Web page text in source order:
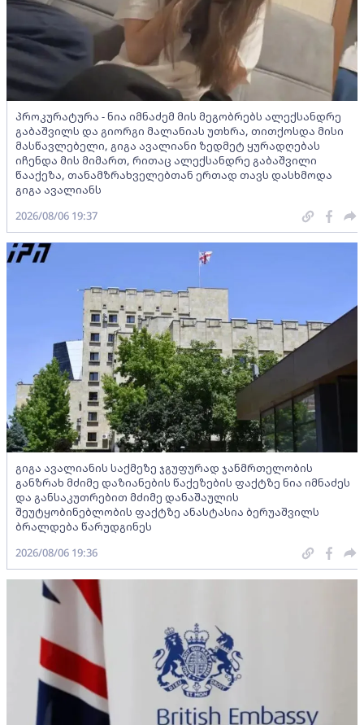
პროკურატურა - ნია იმნაძემ მის მეგობრებს ალექსანდრე
გაბაშვილს და გიორგი მალანიას უთხრა, თითქოსდა მისი
მასწავლებელი, გიგა ავალიანი ზედმეტ ყურადღებას
იჩენდა მის მიმართ, რითაც ალექსანდრე გაბაშვილი
წააქეზა, თანამზრახველებთან ერთად თავს დასხმოდა
გიგა ავალიანს
2026/08/06 19:37
გიგა ავალიანის საქმეზე ჯგუფურად ჯანმრთელობის
განზრახ მძიმე დაზიანების წაქეზების ფაქტზე ნია იმნაძეს
და განსაკუთრებით მძიმე დანაშაულის
შეუტყობინებლობის ფაქტზე ანასტასია ბერუაშვილს
ბრალდება წარუდგინეს
2026/08/06 19:36